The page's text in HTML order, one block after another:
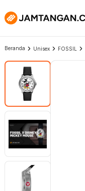
Beranda Unisex FOSSIL